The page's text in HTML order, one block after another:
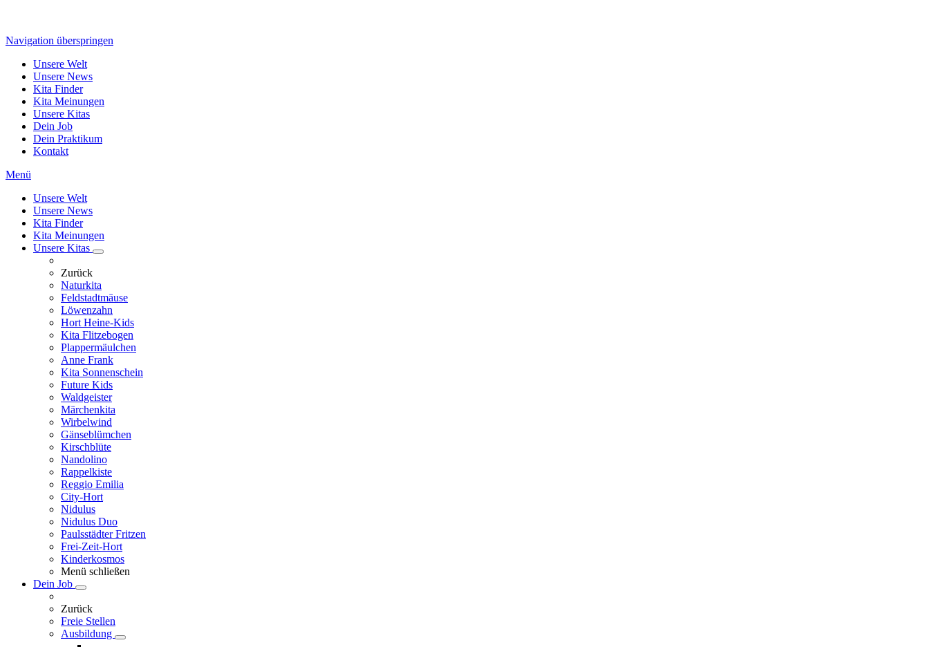
Navigation überspringen
Unsere Welt
Unsere News
Kita Finder
Kita Meinungen
Unsere Kitas
Dein Job
Dein Praktikum
Kontakt
Menü
Unsere Welt
Unsere News
Kita Finder
Kita Meinungen
Unsere Kitas
Zurück
Naturkita
Feldstadtmäuse
Löwenzahn
Hort Heine-Kids
Kita Flitzebogen
Plappermäulchen
Anne Frank
Kita Sonnenschein
Future Kids
Waldgeister
Märchenkita
Wirbelwind
Gänseblümchen
Kirschblüte
Nandolino
Rappelkiste
Reggio Emilia
City-Hort
Nidulus
Nidulus Duo
Paulsstädter Fritzen
Frei-Zeit-Hort
Kinderkosmos
Menü schließen
Dein Job
Zurück
Freie Stellen
Ausbildung